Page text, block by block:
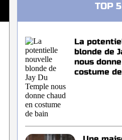
TOP 5
La
blonde de
nous
costume